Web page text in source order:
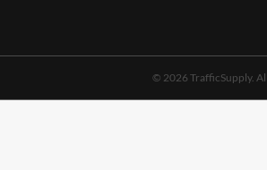
© 2026 TrafficSupply.